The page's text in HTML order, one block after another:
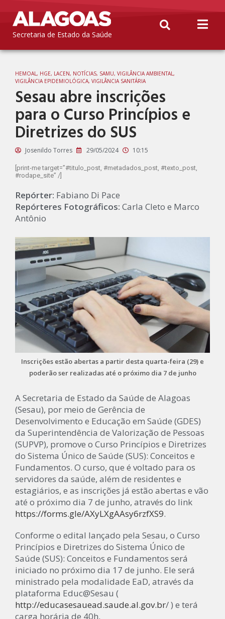
Secretaria de Estado da Saúde
HEMOAL, HGE, LACEN, NOTÍCIAS, SAMU, VIGILÂNCIA AMBIENTAL,
VIGILÂNCIA EPIDEMIOLÓGICA, VIGILÂNCIA SANITÁRIA
Sesau abre inscrições
para o Curso Princípios e
Diretrizes do SUS
Josenildo Torres 29/05/2024 10:15
[print-me target=”#titulo_post, #metadados_post, #texto_post,
#rodape_site” /]
Repórter: Fabiano Di Pace
Repórteres Fotográficos: Carla Cleto e Marco
Antônio
Inscrições estão abertas a partir desta quarta-feira (29) e
poderão ser realizadas até o próximo dia 7 de junho
A Secretaria de Estado da Saúde de Alagoas
(Sesau), por meio de Gerência de
Desenvolvimento e Educação em Saúde (GDES)
da Superintendência de Valorização de Pessoas
(SUPVP), promove o Curso Princípios e Diretrizes
do Sistema Único de Saúde (SUS): Conceitos e
Fundamentos. O curso, que é voltado para os
servidores da saúde, além de residentes e
estagiários, e as inscrições já estão abertas e vão
até o próximo dia 7 de junho, através do link
https://forms.gle/AXyLXgAAsy6rzfXS9.
Conforme o edital lançado pela Sesau, o Curso
Princípios e Diretrizes do Sistema Único de
Saúde (SUS): Conceitos e Fundamentos será
iniciado no próximo dia 17 de junho. Ele será
ministrado pela modalidade EaD, através da
plataforma Educ@Sesau (
http://educasesauead.saude.al.gov.br/ ) e terá
carga horária de 40h.